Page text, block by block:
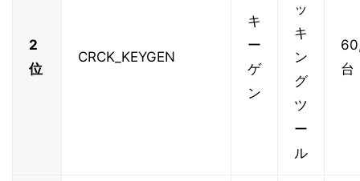
2
位
CRCK_KEYGEN
キ
ー
ゲ
ン
ッ
キ
ン
グ
ツ
ー
ル
台